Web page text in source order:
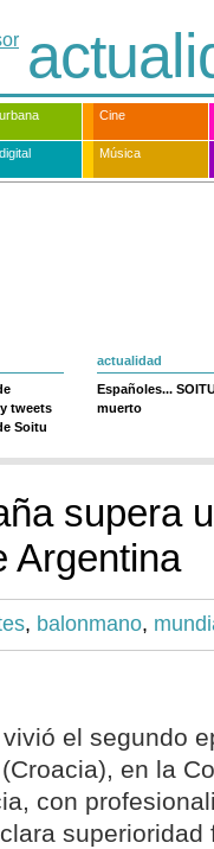
Cine
Música
tweets
Soitu
actualidad
Españoles...
muerto
supera
Argentina
, balonmano,
el segundo
en la
con